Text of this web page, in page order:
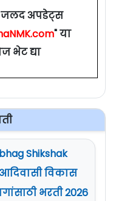
जलद अपडेट्स
" या
भेट द्या
Shikshak
आदिवासी विकास
भरती 2026